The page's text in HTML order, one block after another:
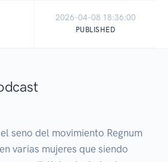
2026-04-08 18:36:00
PUBLISHED
seno del movimiento Regnum
varias mujeres que siendo